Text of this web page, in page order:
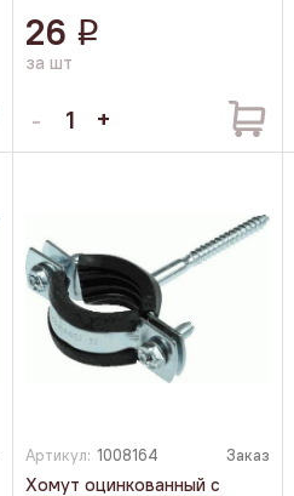
26 q
за шт
Артикул: 1008164 Заказ
Хомут оцинкованный с